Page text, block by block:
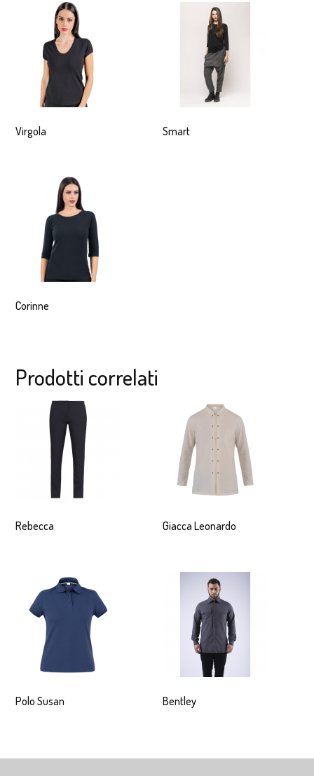
Virgola Smart
Corinne
Prodotti correlati
Rebecca Giacca Leonardo
Polo Susan Bentley